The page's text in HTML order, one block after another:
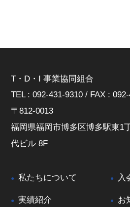
T・D・I 事業協同組合
TEL : 092-431-9310 / FAX :
〒812-0013
福岡県福岡市博多区博多駅東1
代ビル 8F
私たちについて 入
実績紹介 お